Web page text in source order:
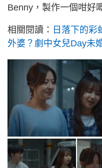
Benny，製作一個咁好
相關閱讀： 日落下的彩
外婆？劇中女兒Day未